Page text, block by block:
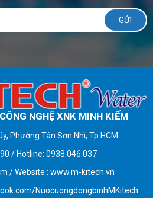
NGHỆ XNK MINH KIẾM
Phường Tân Sơn Nhì, Tp.HCM
/ Hotline: 0938.046.037
/ Website : www.m-kitech.vn
NuocuongdongbinhMKitech